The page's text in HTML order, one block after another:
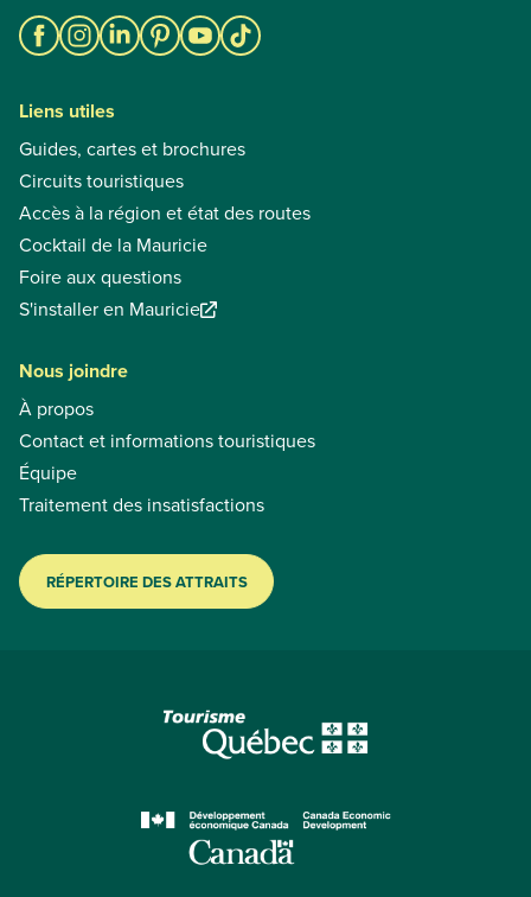
Liens utiles
Guides, cartes et brochures
Circuits touristiques
Accès à la région et état des routes
Cocktail de la Mauricie
Foire aux questions
S'installer en Mauricie
Nous joindre
À propos
Contact et informations touristiques
Équipe
Traitement des insatisfactions
RÉPERTOIRE DES ATTRAITS